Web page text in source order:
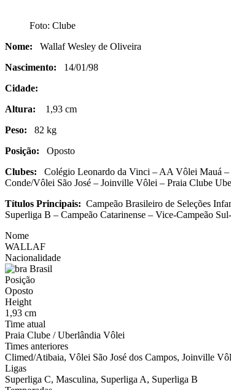
Foto: Clube
Nome: Wallaf Wesley de Oliveira
Nascimento: 14/01/98
Cidade:
Altura: 1,93 cm
Peso: 82 kg
Posição: Oposto
Clubes: Colégio Leonardo da Vinci – AA Vôlei Mauá –
Conde/Vôlei São José – Joinville Vôlei – Praia Clube
Títulos Principais: Campeão Brasileiro de Seleções
Superliga B – Campeão Catarinense – Vice-Campeão
Nome
WALLAF
Nacionalidade
Brasil
Posição
Oposto
Height
1,93 cm
Time atual
Praia Clube / Uberlândia Vôlei
Times anteriores
Climed/Atibaia, Vôlei São José dos Campos, Joinville
Ligas
Superliga C, Masculina, Superliga A, Superliga B